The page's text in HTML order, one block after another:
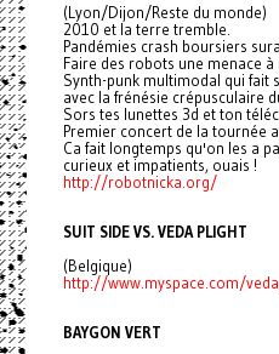
(Lyon/Dijon/Reste du monde)
2010 et la terre tremble.
Pandémies crash boursiers
Faire des robots une menace à
Synth-punk multimodal qui fait
avec la frénésie crépusculaire
Sors tes lunettes 3d et ton
Premier concert de la tournée
Ca fait longtemps qu'on les a
curieux et impatients, ouais !
http://robotnicka.org/
SUIT SIDE VS. VEDA PLIGHT
(Belgique)
http://www.myspace.com/
BAYGON VERT